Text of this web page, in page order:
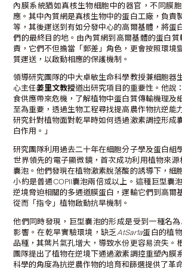
內膜系統猶如真核生物細胞中的器官，不同膜
應。其中內質網是真核生物中的蛋白工廠，負責
等，其後運送到有如分發中心的高爾基體，將蛋
們的最終目的地。由內質網到高爾基體的蛋白質
責，它們不但擔當「郵差」角色，更會按照環境
質運送，以啟動相應的保護機制。
領導研究團隊的中大卓敏生命科學教授兼細胞器
心主任姜里文教授道出研究項目的重要性。他說
食供應帶來危機，了解植物中蛋白質傳輸機理及
至為重要，透過生物工程尋找提高農作物抗逆能
研究針對植物面對乾旱時如何透過激素調控形成
白作用。」
研究團隊利用過去二十年在細胞分子學及蛋白組
世界領先的電子顯微鏡，首次成功利用植物來源
囊泡。他們發現在植物激素脫落酸的誘導下，細
小約是普通COPII囊泡兩倍或以上。這種巨型囊
逆境脅迫相關的多通道膜蛋白，運輸它們到高爾
從而「指令」植物啟動抗旱機制。
他們同時發現，巨型囊泡的形成是受到一種名為
影響。在乾旱實驗環境，缺乏AtSar1a蛋白的植
品種，其葉片氣孔增大，導致水份更容易流失。
團隊提出了植物在逆境下通過激素調控重塑內膜
科學的角度為抗逆農作物的培育和篩選提供了革